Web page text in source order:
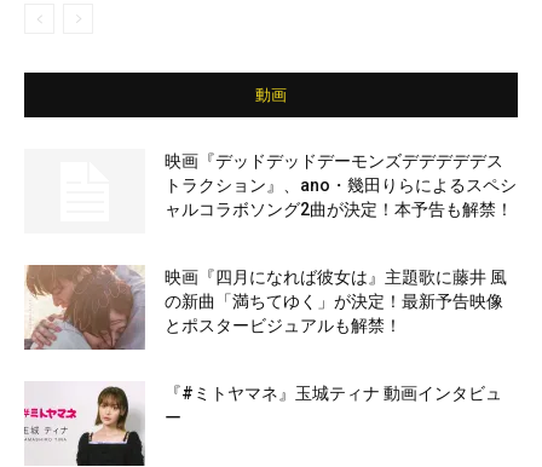
動画
映画『デッドデッドデーモンズデデデデデス
トラクション』、ano・幾田りらによるスペシ
ャルコラボソング2曲が決定！本予告も解禁！
映画『四月になれば彼女は』主題歌に藤井 風
の新曲「満ちてゆく」が決定！最新予告映像
とポスタービジュアルも解禁！
『#ミトヤマネ』玉城ティナ 動画インタビュ
ー